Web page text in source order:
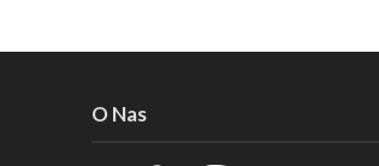
O Nas